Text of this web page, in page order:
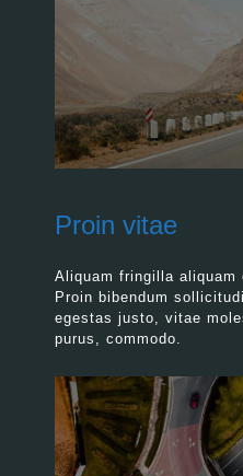
Proin vitae
Aliquam fringilla aliquam
Proin bibendum
egestas justo, vitae
purus, commodo.